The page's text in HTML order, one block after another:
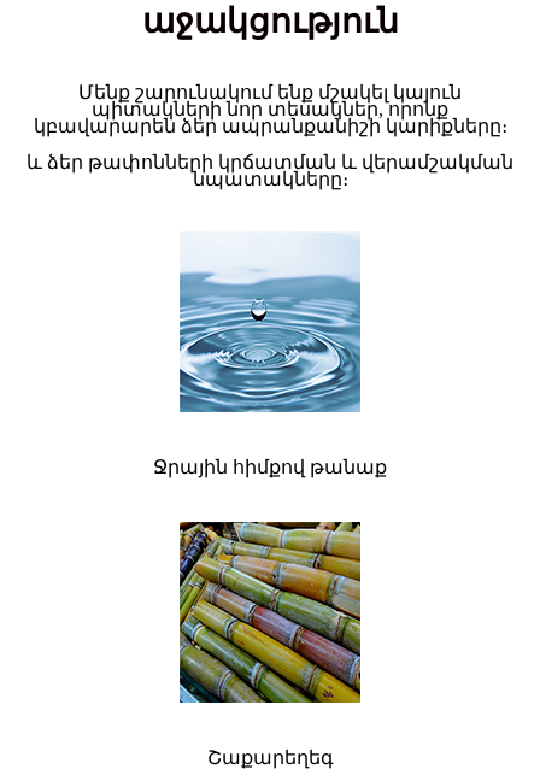
աջակցություն
Մենք շարունակում ենք մշակել կայուն
պիտակների նոր տեսակներ, որոնք
կբավարարեն ձեր ապրանքանիշի կարիքները։
և ձեր թափոնների կրճատման և վերամշակման
նպատակները։
Ջրային հիմքով թանաք
Շաքարեղեգ